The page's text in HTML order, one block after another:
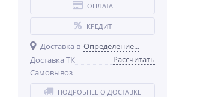
ОПЛАТА
КРЕДИТ
Доставка в Определение...
Доставка ТК
Рассчитать
Самовывоз
ПОДРОБНЕЕ О ДОСТАВКЕ